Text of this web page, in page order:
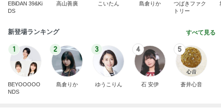
EBiDAN 39&Ki
DS
高山善廣 こいたん 島倉りか
つばきファク
トリー
新登場ランキング すべて見る
1
BEYOOOOO
NDS
2
島倉りか
3
ゆうこりん
4
石 安伊
5
蒼井心音